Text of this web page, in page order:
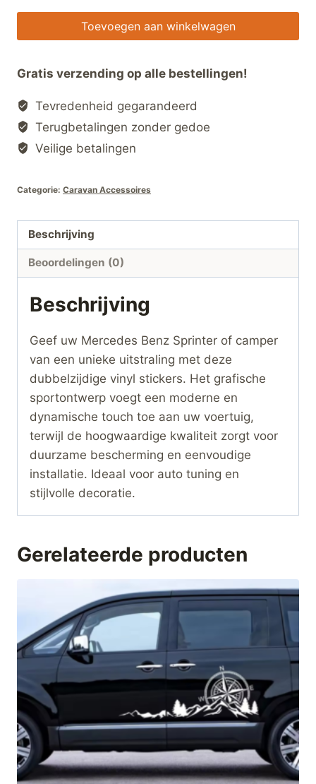
Dubbelzijdige
Vinyl
voor
Mercedes
Sprinter
–
Grafische
Decals
Toevoegen aan winkelwagen
Gratis verzending op alle bestellingen!
Tevredenheid gegarandeerd
Terugbetalingen zonder gedoe
Veilige betalingen
Categorie: Caravan Accessoires
Beschrijving
Beoordelingen (0)
Beschrijving
Geef uw Mercedes Benz Sprinter of camper
van een unieke uitstraling met deze
dubbelzijdige vinyl stickers. Het grafische
sportontwerp voegt een moderne en
dynamische touch toe aan uw voertuig,
terwijl de hoogwaardige kwaliteit zorgt voor
duurzame bescherming en eenvoudige
installatie. Ideaal voor auto tuning en
stijlvolle decoratie.
Gerelateerde producten